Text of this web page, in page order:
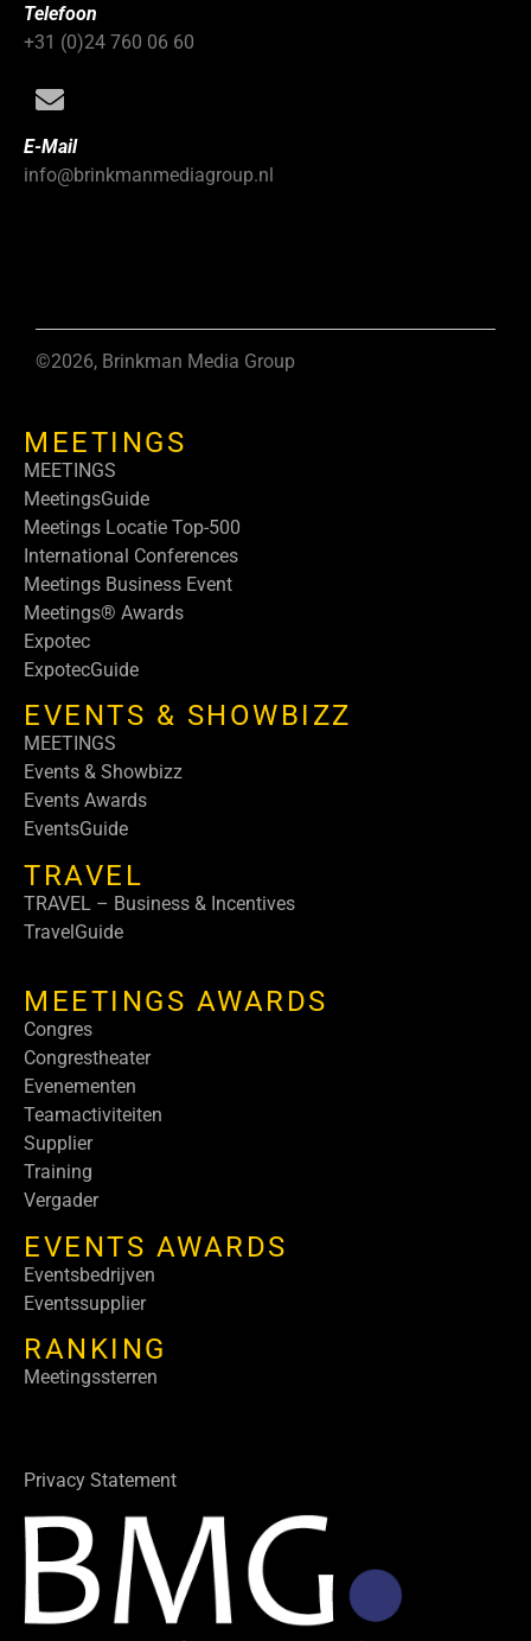
Telefoon
+31 (0)24 760 06 60
E-Mail
info@brinkmanmediagroup.nl
©2026, Brinkman Media Group
MEETINGS
MEETINGS
MeetingsGuide
Meetings Locatie Top-500
International Conferences
Meetings Business Event
Meetings® Awards
Expotec
ExpotecGuide
EVENTS & SHOWBIZZ
MEETINGS
Events & Showbizz
Events Awards
EventsGuide
TRAVEL
TRAVEL – Business & Incentives
TravelGuide
MEETINGS AWARDS
Congres
Congrestheater
Evenementen
Teamactiviteiten
Supplier
Training
Vergader
EVENTS AWARDS
Eventsbedrijven
Eventssupplier
RANKING
Meetingssterren
Privacy Statement